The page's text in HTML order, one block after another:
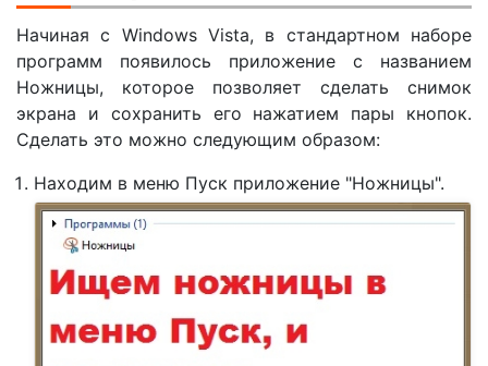
Начиная с Windows Vista, в стандартном наборе
программ появилось приложение с названием
Ножницы, которое позволяет сделать снимок
экрана и сохранить его нажатием пары кнопок.
Сделать это можно следующим образом:
Находим в меню Пуск приложение "Ножницы".